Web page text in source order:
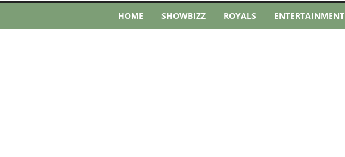
HOME SHOWBIZZ ROYALS ENTERTAINMENT